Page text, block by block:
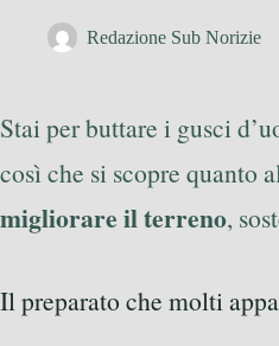
Redazione Sub Norizie
Stai per buttare i gusci
così che si scopre quanto
migliorare il terreno,
Il preparato che molti